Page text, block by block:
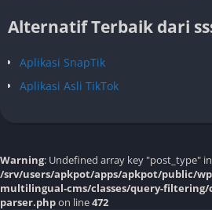
Alternatif Terbaik dari
Aplikasi SnapTik
Aplikasi Asli TikTok
Warning: Undefined array key "post_type" in
/srv/users/apkpot/apps/apkpot/public/
multilingual-cms/classes/query-filtering/
parser.phpon line472